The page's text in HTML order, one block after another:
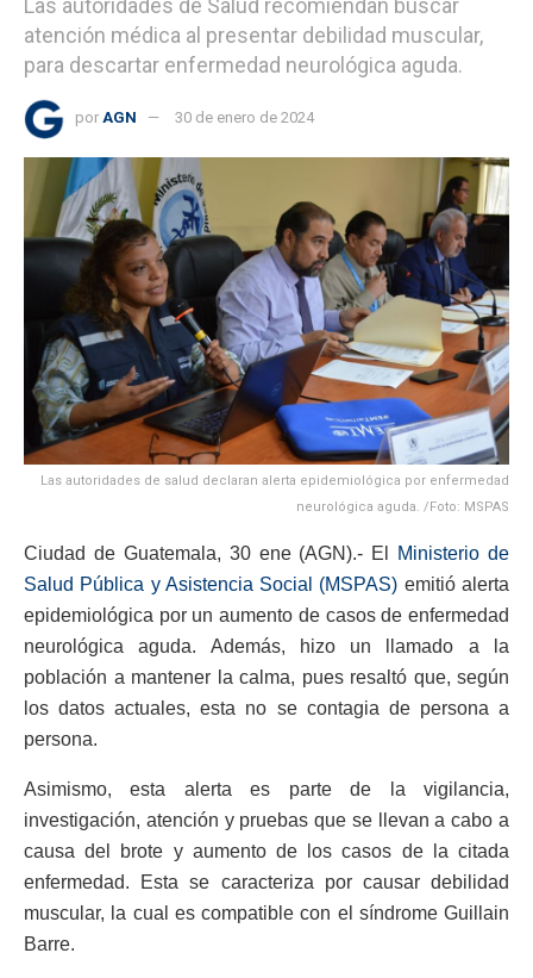
Las autoridades de Salud recomiendan buscar
atención médica al presentar debilidad muscular,
para descartar enfermedad neurológica aguda.
por AGN 30 de enero de 2024
Las autoridades de salud declaran alerta epidemiológica por enfermedad
neurológica aguda. /Foto: MSPAS
Ciudad de Guatemala, 30 ene (AGN).- El
Ministerio de
Salud Pública y Asistencia Social (MSPAS) emitió alerta
epidemiológica por un aumento de casos de enfermedad
neurológica aguda. Además, hizo un llamado a la
población a mantener la calma, pues resaltó que, según
los datos actuales, esta no se contagia de persona a
persona.
Asimismo, esta alerta es parte de la vigilancia,
investigación, atención y pruebas que se llevan a cabo a
causa del brote y aumento de los casos de la citada
enfermedad. Esta se caracteriza por causar debilidad
muscular, la cual es compatible con el síndrome Guillain
Barre.